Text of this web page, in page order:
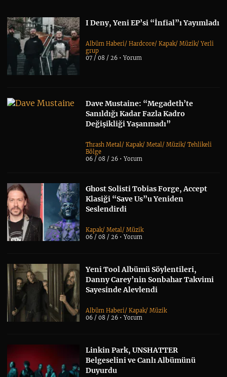
I Deny, Yeni EP’si “İnfial”ı Yayımladı
Albüm Haberi/Hardcore/Kapak/Müzik/Yerli
grup
07 / 08 / 26 •Yorum
Dave Mustaine: “Megadeth’te
Sanıldığı Kadar Fazla Kadro
Değişikliği Yaşanmadı”
Thrash Metal /Kapak/Metal /Müzik/Tehlikeli
Bölge
06 / 08 / 26 •Yorum
Ghost Solisti Tobias Forge, Accept
Klasiği “Save Us”u Yeniden
Seslendirdi
Kapak/Metal /Müzik
06 / 08 / 26 •Yorum
Yeni Tool Albümü Söylentileri,
Danny Carey’nin Sonbahar Takvimi
Sayesinde Alevlendi
Albüm Haberi/Kapak/Müzik
06 / 08 / 26 •Yorum
Linkin Park, UNSHATTER
Belgeselini ve Canlı Albümünü
Duyurdu